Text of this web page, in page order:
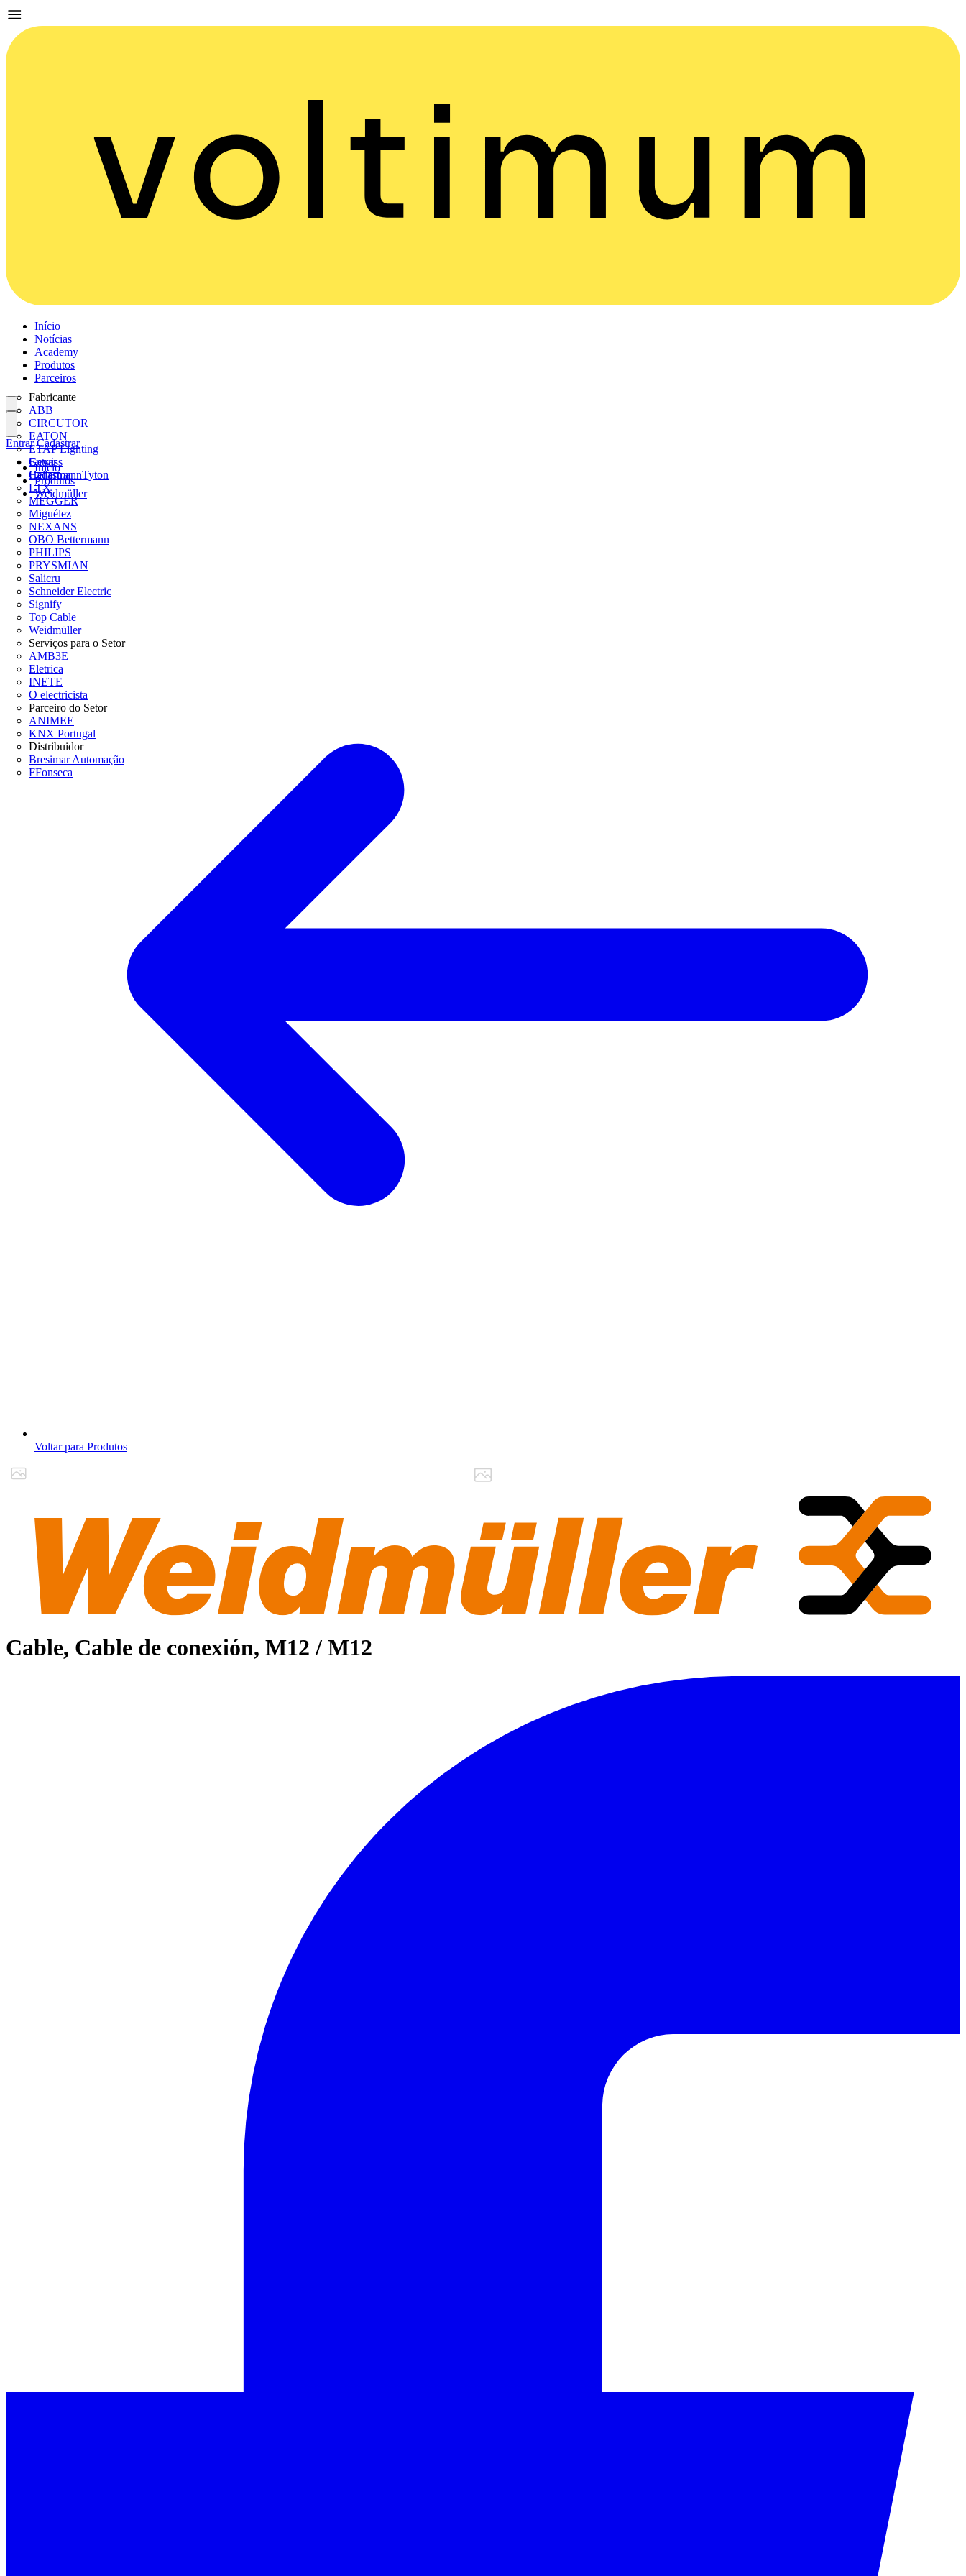
Início
Notícias
Academy
Produtos
Parceiros
Fabricante
ABB
CIRCUTOR
EATON
ETAP Lighting
Gewiss
HellermannTyton
LTX
MEGGER
Miguélez
NEXANS
OBO Bettermann
PHILIPS
PRYSMIAN
Salicru
Schneider Electric
Signify
Top Cable
Weidmüller
Serviços para o Setor
AMB3E
Eletrica
INETE
O electricista
Parceiro do Setor
ANIMEE
KNX Portugal
Distribuidor
Bresimar Automação
FFonseca
Entrar
Cadastrar
Entrar Cadastrar
Início
Produtos
Weidmüller
Voltar para Produtos
Cable, Cable de conexión, M12 / M12